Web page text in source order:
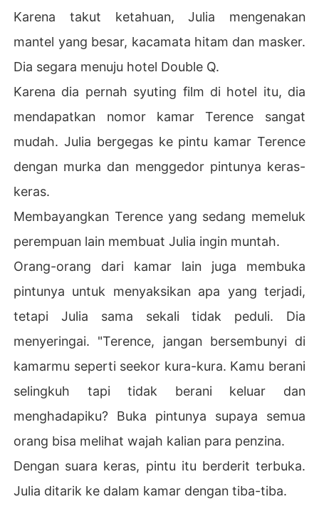
Karena takut ketahuan, Julia mengenakan
mantel yang besar, kacamata hitam dan masker.
Dia segara menuju hotel Double Q.
Karena dia pernah syuting film di hotel itu, dia
mendapatkan nomor kamar Terence sangat
mudah. Julia bergegas ke pintu kamar Terence
dengan murka dan menggedor pintunya keras-
keras.
Membayangkan Terence yang sedang memeluk
perempuan lain membuat Julia ingin muntah.
Orang-orang dari kamar lain juga membuka
pintunya untuk menyaksikan apa yang terjadi,
tetapi Julia sama sekali tidak peduli. Dia
menyeringai. "Terence, jangan bersembunyi di
kamarmu seperti seekor kura-kura. Kamu berani
selingkuh tapi tidak berani keluar dan
menghadapiku? Buka pintunya supaya semua
orang bisa melihat wajah kalian para penzina.
Dengan suara keras, pintu itu berderit terbuka.
Julia ditarik ke dalam kamar dengan tiba-tiba.